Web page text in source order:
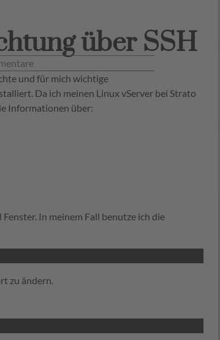
über SSH
und für mich wichtige
Da ich meinen Linux vServer bei Strato
Informationen über:
In meinem Fall benutze ich die
zu ändern.